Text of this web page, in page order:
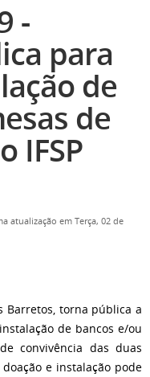
-
para
de
de
IFSP
atualização em Terça, 02 de
Barretos, torna pública a
de bancos e/ou
convivência das duas
e instalação pode